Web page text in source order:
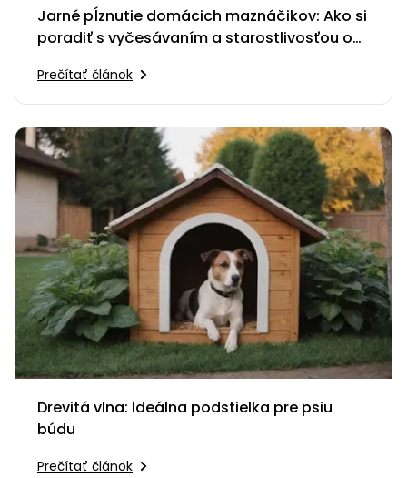
Jarné pĺznutie domácich maznáčikov: Ako si
poradiť s vyčesávaním a starostlivosťou o
Prečítať článok
Drevitá vlna: Ideálna podstielka pre psiu
búdu
Prečítať článok